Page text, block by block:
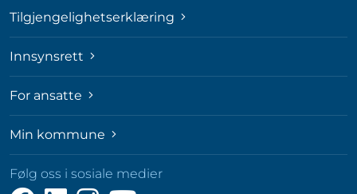
Tilgjengelighetserklæring
Innsynsrett
For ansatte
Min kommune
Følg oss i sosiale medier